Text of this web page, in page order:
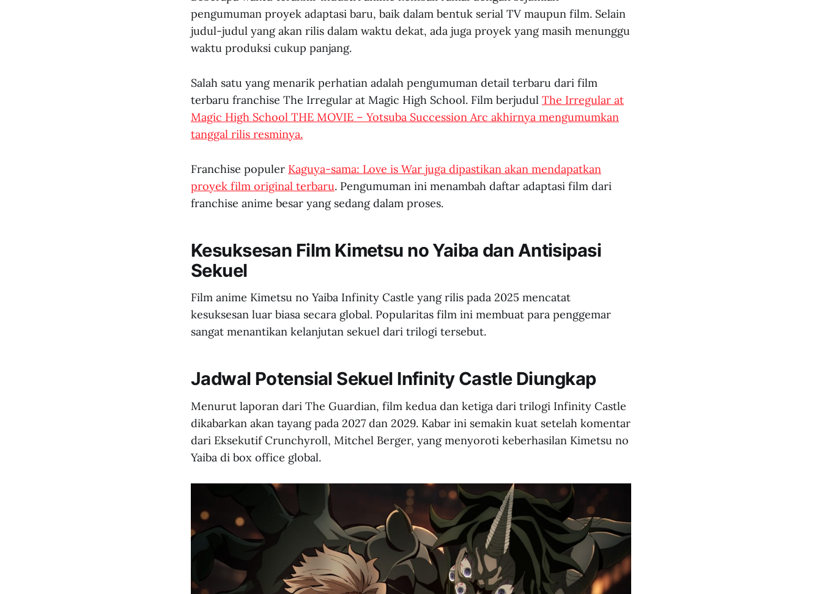
pengumuman proyek adaptasi baru, baik dalam bentuk serial TV maupun film. Selain
judul-judul yang akan rilis dalam waktu dekat, ada juga proyek yang masih menunggu
waktu produksi cukup panjang.
Salah satu yang menarik perhatian adalah pengumuman detail terbaru dari film
terbaru franchise The Irregular at Magic High School. Film berjudul The Irregular at
Magic High School THE MOVIE – Yotsuba Succession Arc akhirnya mengumumkan
tanggal rilis resminya.
Franchise populer Kaguya-sama: Love is War juga dipastikan akan mendapatkan
proyek film original terbaru. Pengumuman ini menambah daftar adaptasi film dari
franchise anime besar yang sedang dalam proses.
Kesuksesan Film Kimetsu no Yaiba dan Antisipasi
Sekuel
Film anime Kimetsu no Yaiba Infinity Castle yang rilis pada 2025 mencatat
kesuksesan luar biasa secara global. Popularitas film ini membuat para penggemar
sangat menantikan kelanjutan sekuel dari trilogi tersebut.
Jadwal Potensial Sekuel Infinity Castle Diungkap
Menurut laporan dari The Guardian, film kedua dan ketiga dari trilogi Infinity Castle
dikabarkan akan tayang pada 2027 dan 2029. Kabar ini semakin kuat setelah komentar
dari Eksekutif Crunchyroll, Mitchel Berger, yang menyoroti keberhasilan Kimetsu no
Yaiba di box office global.